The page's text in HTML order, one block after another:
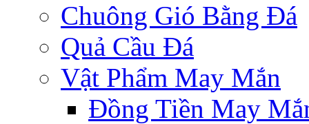
Chuông Gió Bằng Đá
Quả Cầu Đá
Vật Phẩm May Mắn
Đồng Tiền May